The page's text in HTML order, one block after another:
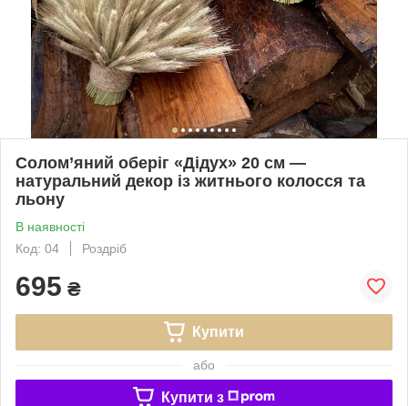
Солом’яний оберіг «Дідух» 20 см —
натуральний декор із житнього колосся та
льону
В наявності
Код: 04
Роздріб
695 ₴
Купити
або
Купити з